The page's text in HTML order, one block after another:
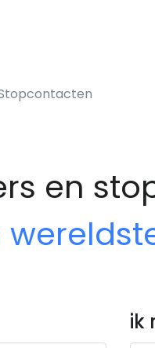
en
ik